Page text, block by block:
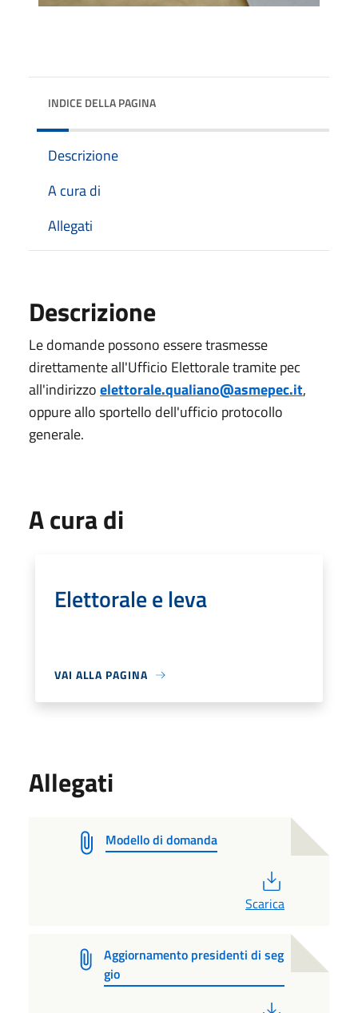
INDICE DELLA PAGINA
Descrizione
A cura di
Allegati
Descrizione
Le domande possono essere trasmesse
direttamente all'Ufficio Elettorale tramite pec
all'indirizzoelettorale.qualiano@asmepec.it,
oppure allo sportello dell'ufficio protocollo
generale.
A cura di
Elettorale e leva
VAI ALLA PAGINA
Allegati
Modello di domanda
Scarica
Aggiornamento presidenti di seg
gio